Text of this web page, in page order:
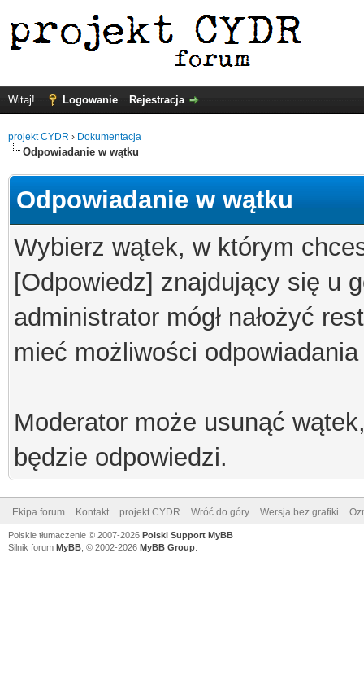
Witaj! Logowanie Rejestracja
projekt CYDR › Dokumentacja
Odpowiadanie w wątku
Odpowiadanie w wątku
Wybierz wątek, w którym
[Odpowiedz] znajdujący się u
administrator mógł nałożyć
mieć możliwości
Moderator może usunąć
będzie odpowiedzi.
Ekipa forum Kontakt projekt CYDR Wróć do góry Wersja bez grafiki
Polskie tłumaczenie © 2007-2026 Polski Support MyBB
Silnik forum MyBB , © 2002-2026 MyBB Group